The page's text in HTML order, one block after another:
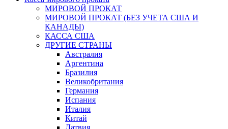
МИРОВОЙ ПРОКАТ
МИРОВОЙ ПРОКАТ (БЕЗ УЧЕТА США И
КАНАДЫ)
КАССА США
ДРУГИЕ СТРАНЫ
Австралия
Аргентина
Бразилия
Великобритания
Германия
Испания
Италия
Китай
Латвия